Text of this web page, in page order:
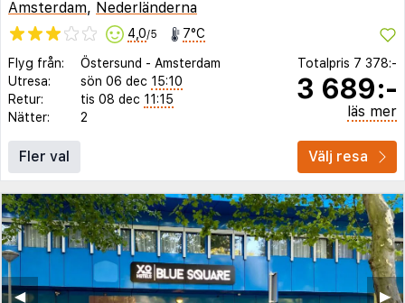
Amsterdam, Nederländerna
4,0/5 7°C
Flyg från: Östersund - Amsterdam
Utresa:
sön 06 dec 15:10
Retur:
tis 08 dec 11:15
Nätter:
2
Totalpris 7 378:-
3 689:-
läs mer
Fler val Välj resa
▶︎
◀︎